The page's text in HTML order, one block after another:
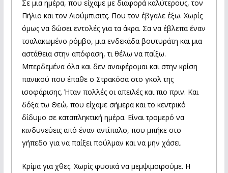
Σε μια ημέρα, που είχαμε με διαφορά καλύτερους, τον
Πήλιο και τον Λιούμπισιτς. Που τον έβγαλε έξω. Χωρίς
όμως να δώσει εντολές για τα άκρα. Σα να έβλεπα έναν
τσαλακωμένο ρόμβο, μια ενδεκάδα βουτυράτη και μια
αστάθεια στην απόφαση, τι θέλω να παίξω.
Μπερδεμένα όλα και δεν αναφέρομαι και στην κρίση
πανικού που έπαθε ο Στρακόσα στο γκολ της
ισοφάρισης. Ήταν πολλές οι απειλές και πιο πριν. Και
δόξα τω Θεώ, που είχαμε σήμερα και το κεντρικό
δίδυμο σε καταπληκτική ημέρα. Είναι τρομερό να
κινδυνεύεις από έναν αντίπαλο, που μπήκε στο
γήπεδο για να παίξει πούλμαν και να μην χάσει.
Κρίμα για χθες. Χωρίς φυσικά να μεμψιμοιρούμε. Η